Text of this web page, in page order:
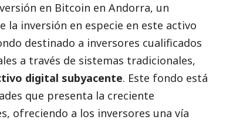
en Bitcoin en Andorra, un
inversión en especie en este activo
destinado a inversores cualificados
a través de sistemas tradicionales,
digital subyacente. Este fondo está
que presenta la creciente
ofreciendo a los inversores una vía